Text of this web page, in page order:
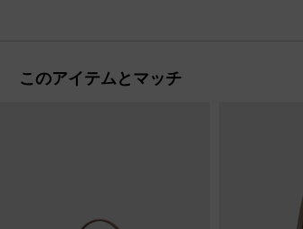
このアイテムとマッチ